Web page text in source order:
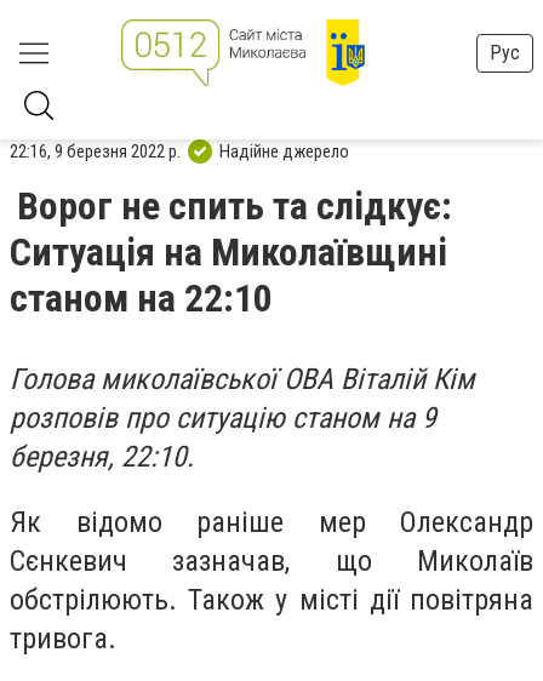
Рус
22:16, 9 березня 2022 р. Надійне джерело
Ворог не спить та слідкує:
Ситуація на Миколаївщині
станом на 22:10
Голова миколаївської ОВА Віталій Кім
розповів про ситуацію станом на 9
березня, 22:10.
Як відомо раніше мер Олександр
Сєнкевич зазначав, що Миколаїв
обстрілюють. Також у місті дії повітряна
тривога.